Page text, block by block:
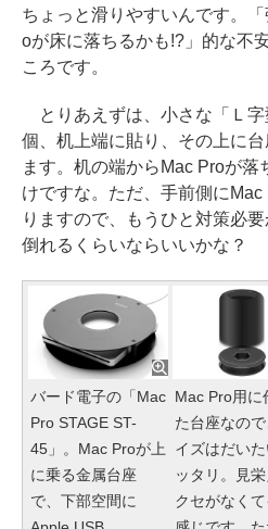
ちょっと滑りやすいんです。
oが床に落ちるかも!?」的な不
ころです。
とりあえずは、小さな「Ｌ字
個、机上端に貼り、その上に
ます。机の端からMac Proが落
けですな。ただ、手前側に
りますので、もうひと対策必
倒れるくらいならいいかな？
バード電子の「Mac
Pro STAGE ST-
45」。Mac Proが上
に乗る金属台座
で、下部空間に
Mac Pro用に
た台座なの
イズはだい
ッタリ。見栄
クセがなくて